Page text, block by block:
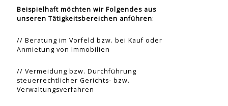
Beispielhaft möchten wir Folgendes aus
unseren Tätigkeitsbereichen anführen:
// Beratung im Vorfeld bzw. bei Kauf oder
Anmietung von Immobilien
// Vermeidung bzw. Durchführung
steuerrechtlicher Gerichts- bzw.
Verwaltungsverfahren